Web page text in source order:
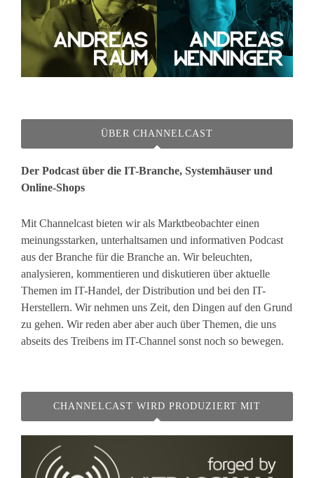
ÜBER CHANNELCAST
Der Podcast über die IT-Branche, Systemhäuser und
Online-Shops
Mit Channelcast bieten wir als Marktbeobachter einen
meinungsstarken, unterhaltsamen und informativen Podcast
aus der Branche für die Branche an. Wir beleuchten,
analysieren, kommentieren und diskutieren über aktuelle
Themen im IT-Handel, der Distribution und bei den IT-
Herstellern. Wir nehmen uns Zeit, den Dingen auf den Grund
zu gehen. Wir reden aber aber auch über Themen, die uns
abseits des Treibens im IT-Channel sonst noch so bewegen.
CHANNELCAST WIRD PRODUZIERT MIT